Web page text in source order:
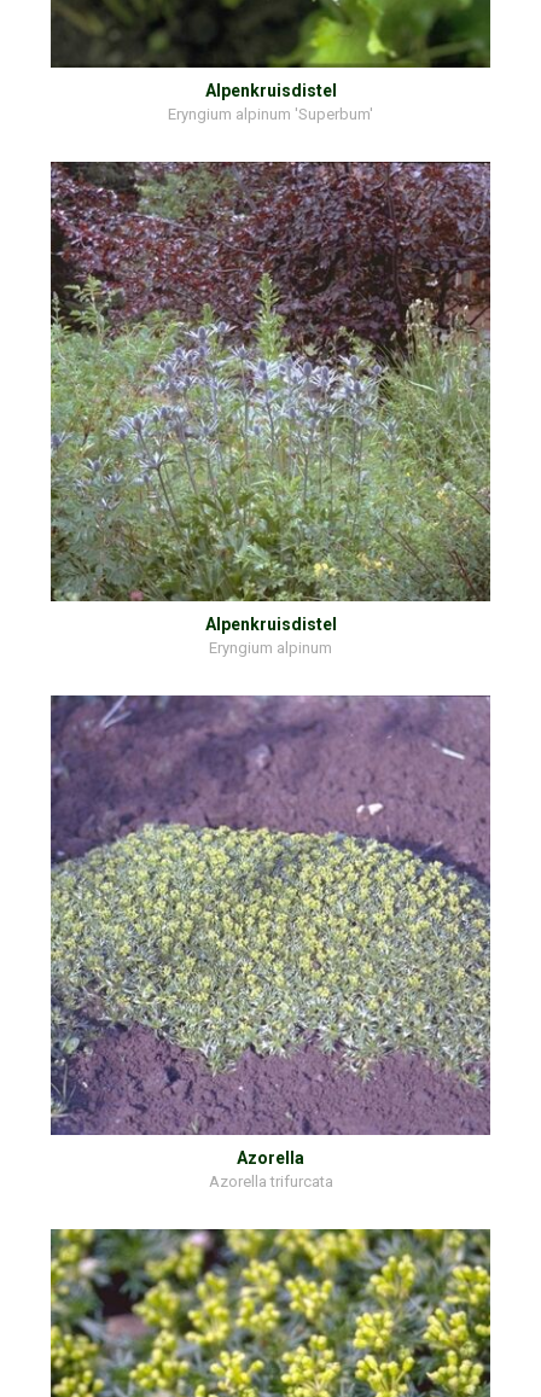
Alpenkruisdistel
Eryngium alpinum 'Superbum'
Alpenkruisdistel
Eryngium alpinum
Azorella
Azorella trifurcata